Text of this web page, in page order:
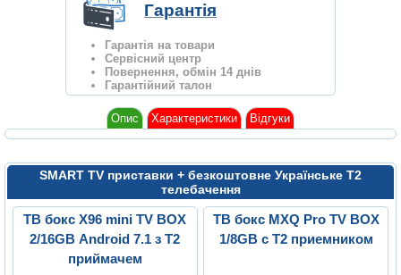
Гарантія
Гарантія на товари
Сервісний центр
Повернення, обмін 14 днів
Гарантійний талон
Опис Характеристики Відгуки
SMART TV приставки + безкоштовне Українське Т2
телебачення
ТВ бокс X96 mini TV BOX
2/16GB Android 7.1 з Т2
приймачем
ТВ бокс MXQ Pro TV BOX
1/8GB с Т2 приемником